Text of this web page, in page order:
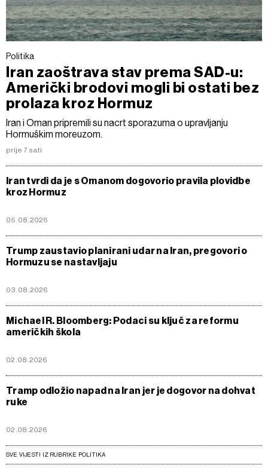
Politika
Iran zaoštrava stav prema SAD-u:
Američki brodovi mogli bi ostati bez
prolaza kroz Hormuz
Iran i Oman pripremili su nacrt sporazuma o upravljanju
Hormuškim moreuzom.
prije 7 sati
Iran tvrdi da je s Omanom dogovorio pravila plovidbe
kroz Hormuz
05.08.2026
Trump zaustavio planirani udar na Iran, pregovori o
Hormuzu se nastavljaju
03.08.2026
Michael R. Bloomberg: Podaci su ključ za reformu
američkih škola
02.08.2026
Tramp odložio napad na Iran jer je dogovor na dohvat
ruke
02.08.2026
SVE VIJESTI IZ RUBRIKE POLITIKA